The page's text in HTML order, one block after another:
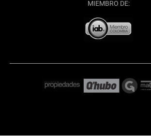
MIEMBRO DE: